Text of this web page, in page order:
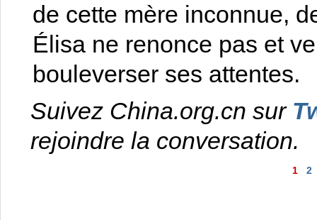
de cette mère inconnue,
Élisa ne renonce pas et
bouleverser ses attentes.
Suivez China.org.cn sur
rejoindre la conversation.
1 2